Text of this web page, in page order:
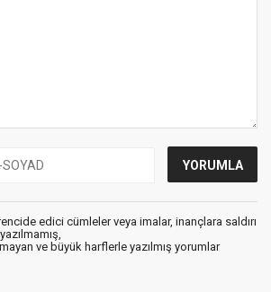
edici cümleler veya imalar, inançlara saldırı
ve büyük harflerle yazılmış yorumlar